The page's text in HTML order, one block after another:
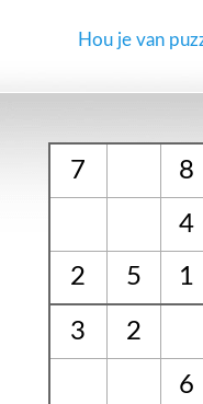
Hou je van
7 8
4
2
5 1
3 2
6